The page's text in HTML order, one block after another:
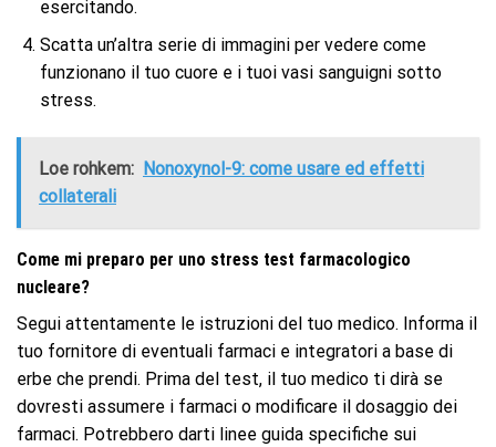
esercitando.
Scatta un’altra serie di immagini per vedere come
funzionano il tuo cuore e i tuoi vasi sanguigni sotto
stress.
Loe rohkem: Nonoxynol-9: come usare ed effetti
collaterali
Come mi preparo per uno stress test farmacologico
nucleare?
Segui attentamente le istruzioni del tuo medico. Informa il
tuo fornitore di eventuali farmaci e integratori a base di
erbe che prendi. Prima del test, il tuo medico ti dirà se
dovresti assumere i farmaci o modificare il dosaggio dei
farmaci. Potrebbero darti linee guida specifiche sui